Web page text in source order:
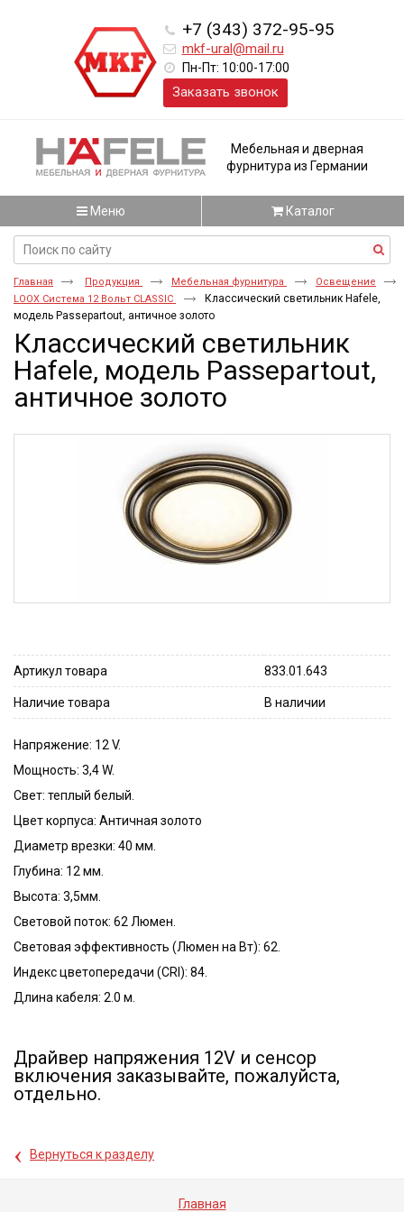
+7 (343) 372-95-95
mkf-ural@mail.ru
Пн-Пт: 10:00-17:00
Заказать звонок
Мебельная и дверная
фурнитура из Германии
Меню Каталог
Главная Продукция Мебельная фурнитура
Освещение
LOOX Система 12 Вольт CLASSIC
Классический светильник Hafele,
модель Passepartout, античное золото
Классический светильник
Hafele, модель Passepartout,
античное золото
Артикул товара 833.01.643
Наличие товара В наличии
Напряжение: 12 V.
Мощность: 3,4 W.
Свет: теплый белый.
Цвет корпуса: Античная золото
Диаметр врезки: 40 мм.
Глубина: 12 мм.
Высота: 3,5мм.
Световой поток: 62 Люмен.
Световая эффективность (Люмен на Вт): 62.
Индекс цветопередачи (CRI): 84.
Длина кабеля: 2.0 м.
Драйвер напряжения 12V и сенсор
включения заказывайте, пожалуйста,
отдельно.
‹ Вернуться к разделу
Главная